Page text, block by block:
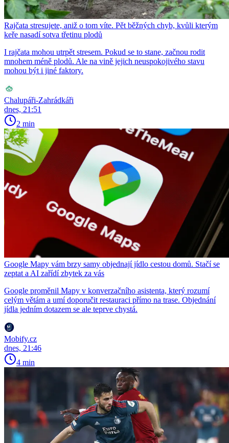
Rajčata stresujete, aniž o tom víte. Pět běžných chyb, kvůli kterým
keře nasadí sotva třetinu plodů
I rajčata mohou utrpět stresem. Pokud se to stane, začnou rodit
mnohem méně plodů. Ale na vině jejich neuspokojivého stavu
mohou být i jiné faktory.
Chalupáři-Zahrádkáři
dnes, 21:51
2 min
Google Mapy vám brzy samy objednají jídlo cestou domů. Stačí se
zeptat a AI zařídí zbytek za vás
Google proměnil Mapy v konverzačního asistenta, který rozumí
celým větám a umí doporučit restauraci přímo na trase. Objednání
jídla jedním dotazem se ale teprve chystá.
Mobify.cz
dnes, 21:46
4 min